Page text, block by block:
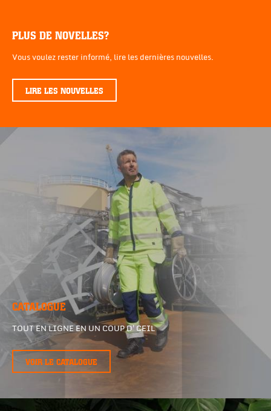
PLUS DE NOVELLES?
Vous voulez rester informé, lire les dernières nouvelles.
LIRE LES NOUVELLES
CATALOGUE
TOUT EN LIGNE EN UN COUP D'CEIL
VOIR LE CATALOGUE